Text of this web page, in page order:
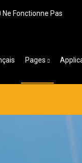
Fonctionne Pas
Pages